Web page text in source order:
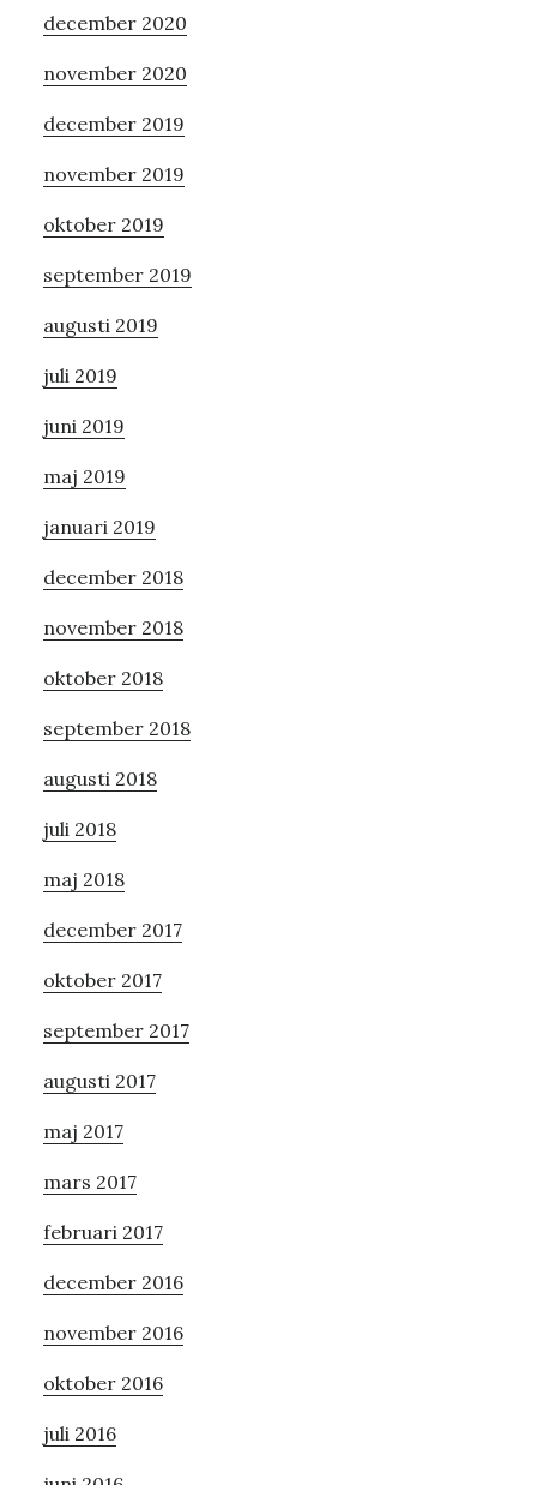
december 2020
november 2020
december 2019
november 2019
oktober 2019
september 2019
augusti 2019
juli 2019
juni 2019
maj 2019
januari 2019
december 2018
november 2018
oktober 2018
september 2018
augusti 2018
juli 2018
maj 2018
december 2017
oktober 2017
september 2017
augusti 2017
maj 2017
mars 2017
februari 2017
december 2016
november 2016
oktober 2016
juli 2016